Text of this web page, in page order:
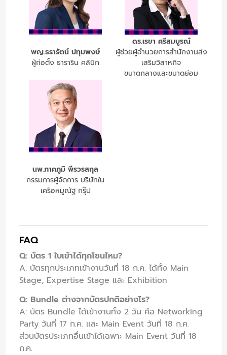
พญ.ธรารัตน์ ปทุมพงษ์
ผู้ก่อตั้ง ธาราริน คลินิก
ดร.เรขา ศรีสมบูรณ์
ผู้ช่วยผู้อำนวยการสำนักงานส่ง
เสริมวิสาหกิจ
ขนาดกลางและขนาดย่อม
นพ.ภาคภูมิ พีรวรสกุล
กรรมการผู้จัดการ บริษัทใน
เครือหมูณัฐ กรุ๊ป
FAQ
Q: บัตร 1 ใบเข้าได้ทุกโซนไหม?
A: บัตรทุกประเภทเข้างานวันที่ 18 ก.ค. ได้ทั้ง Main
Stage, Expertise Stage และ Exhibition
Q: Bundle ต่างจากบัตรปกติอย่างไร?
A: บัตร Bundle ได้เข้างานทั้ง 2 วัน คือ Networking
Party วันที่ 17 ก.ค. และ Main Event วันที่ 18 ก.ค.
ส่วนบัตรประเภทอื่นเข้าได้เฉพาะ Main Event วันที่ 18
ก.ค.